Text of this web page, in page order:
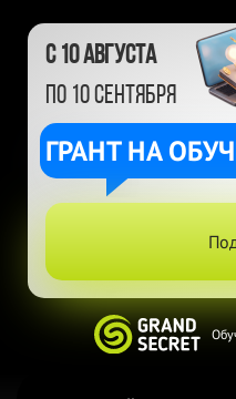
с 10 августа
по 10 сентября
ГРАНТ НА